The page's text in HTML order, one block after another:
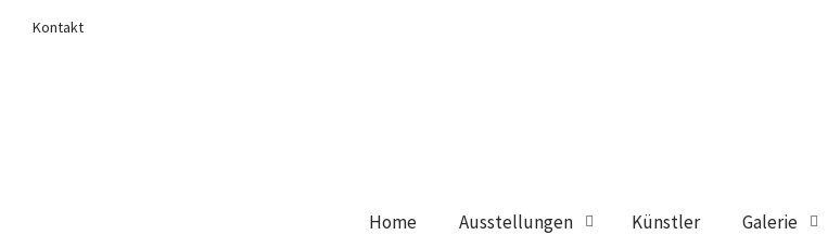
Kontakt
Home Ausstellungen Künstler Galerie